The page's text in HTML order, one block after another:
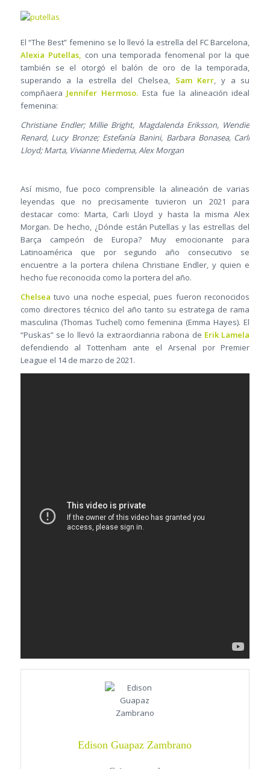
El “The Best” femenino se lo llevó la estrella del FC Barcelona,
Alexia Putellas, con una temporada fenomenal por la que
también se el otorgó el balón de oro de la temporada,
superando a la estrella del Chelsea, Sam Kerr, y a su
compñaera Jennifer Hermoso. Esta fue la alineación ideal
femenina:
Christiane Endler; Millie Bright, Magdalenda Eriksson, Wendie
Renard, Lucy Bronze; Estefanía Banini, Barbara Bonasea, Carli
Lloyd; Marta, Vivianne Miedema, Alex Morgan
Así mismo, fue poco comprensible la alineación de varias
leyendas que no precisamente tuvieron un 2021 para
destacar como: Marta, Carli Lloyd y hasta la misma Alex
Morgan. De hecho, ¿Dónde están Putellas y las estrellas del
Barça campeón de Europa? Muy emocionante para
Latinoamérica que por segundo año consecutivo se
encuentre a la portera chilena Christiane Endler, y quien e
hecho fue reconocida como la portera del año.
Chelsea tuvo una noche especial, pues fueron reconocidos
como directores técnico del año tanto su estratega de rama
masculina (Thomas Tuchel) como femenina (Emma Hayes). El
“Puskas” se lo llevó la extraordianria rabona de Erik Lamela
defendiendo al Tottenham ante el Arsenal por Premier
League el 14 de marzo de 2021.
Edison Guapaz Zambrano